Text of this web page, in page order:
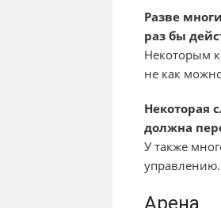
Разве
раз бы
Некоторым
не как
Некоторая
должна
У также
Арена